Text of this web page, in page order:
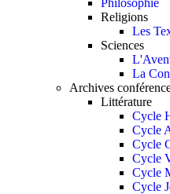
Philosophie
Religions
Les
Sciences
La
Archives
Littérature
Cycle
Cycle
Cycle
Cycle
Cycle
Cycle